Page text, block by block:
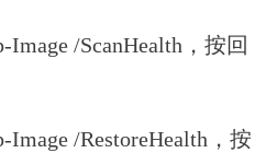
Image /ScanHealth，按回
Image /RestoreHealth，按